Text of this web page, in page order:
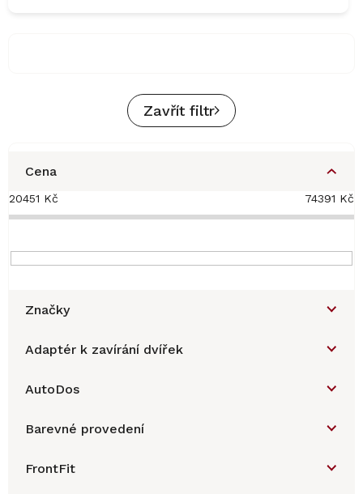
Zavřít filtr
Cena
20451 Kč 74391 Kč
Značky
Adaptér k zavírání dvířek
AutoDos
Barevné provedení
FrontFit